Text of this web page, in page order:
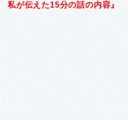
私が伝えた15分の話の内容』